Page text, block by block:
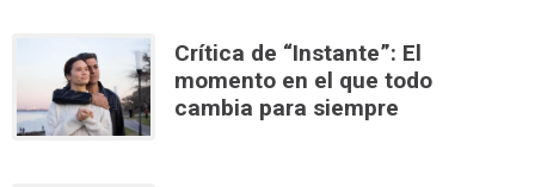
Crítica de “Instante”: El
momento en el que todo
cambia para siempre